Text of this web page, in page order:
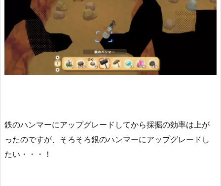
鉄のハンマーにアップグレードしてから採掘の効率は上が
ったのですが、そろそろ銀のハンマーにアップグレードし
たい・・・！